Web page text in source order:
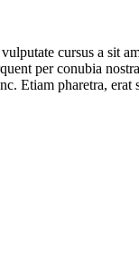
cursus a sit
per conubia
Etiam pharetra,